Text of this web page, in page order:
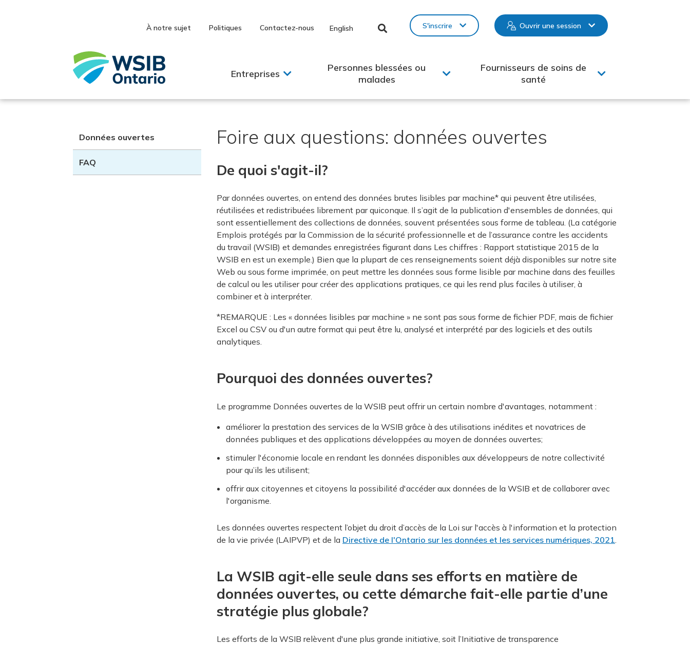
À notre sujet Politiques Contactez-nous English S'inscrire Ouvrir une session
Entreprises
Personnes blessées ou
malades
Fournisseurs de soins de
santé
Données ouvertes
FAQ
Foire aux questions: données ouvertes
De quoi s'agit-il?
Par données ouvertes, on entend des données brutes lisibles par machine* qui peuvent être utilisées,
réutilisées et redistribuées librement par quiconque. Il s’agit de la publication d'ensembles de données, qui
sont essentiellement des collections de données, souvent présentées sous forme de tableau. (La catégorie
Emplois protégés par la Commission de la sécurité professionnelle et de l’assurance contre les accidents
du travail (WSIB) et demandes enregistrées figurant dans Les chiffres : Rapport statistique 2015 de la
WSIB en est un exemple.) Bien que la plupart de ces renseignements soient déjà disponibles sur notre site
Web ou sous forme imprimée, on peut mettre les données sous forme lisible par machine dans des feuilles
de calcul ou les utiliser pour créer des applications pratiques, ce qui les rend plus faciles à utiliser, à
combiner et à interpréter.
*REMARQUE : Les « données lisibles par machine » ne sont pas sous forme de fichier PDF, mais de fichier
Excel ou CSV ou d'un autre format qui peut être lu, analysé et interprété par des logiciels et des outils
analytiques.
Pourquoi des données ouvertes?
Le programme Données ouvertes de la WSIB peut offrir un certain nombre d'avantages, notamment :
améliorer la prestation des services de la WSIB grâce à des utilisations inédites et novatrices de
données publiques et des applications développées au moyen de données ouvertes;
stimuler l'économie locale en rendant les données disponibles aux développeurs de notre collectivité
pour qu’ils les utilisent;
offrir aux citoyennes et citoyens la possibilité d'accéder aux données de la WSIB et de collaborer avec
l'organisme.
Les données ouvertes respectent l’objet du droit d’accès de la Loi sur l'accès à l'information et la protection
de la vie privée (LAIPVP) et de la Directive de l'Ontario sur les données et les services numériques, 2021
La WSIB agit-elle seule dans ses efforts en matière de
données ouvertes, ou cette démarche fait-elle partie d’une
stratégie plus globale?
Les efforts de la WSIB relèvent d'une plus grande initiative, soit l’Initiative de transparence